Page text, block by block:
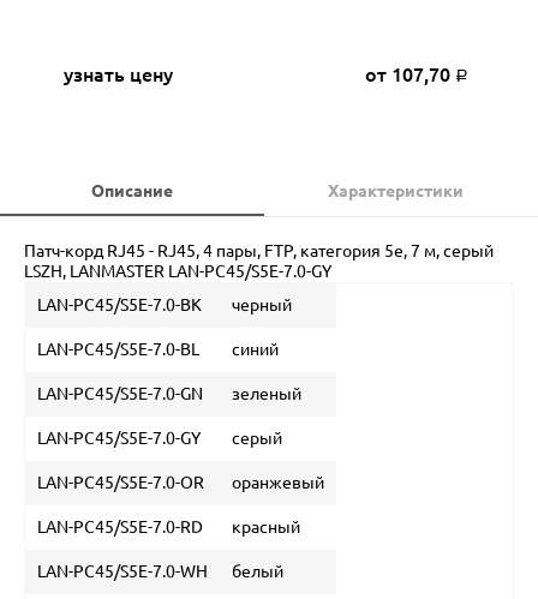
узнать цену от 107,70 Р
Описание Характеристики
Патч-корд RJ45 - RJ45, 4 пары, FTP, категория 5е, 7 м, серый
LSZH, LANMASTER LAN-PC45/S5E-7.0-GY
LAN-PC45/S5E-7.0-BK
черный
LAN-PC45/S5E-7.0-BL синий
LAN-PC45/S5E-7.0-GN зеленый
LAN-PC45/S5E-7.0-GY серый
LAN-PC45/S5E-7.0-OR оранжевый
LAN-PC45/S5E-7.0-RD красный
LAN-PC45/S5E-7.0-WH белый